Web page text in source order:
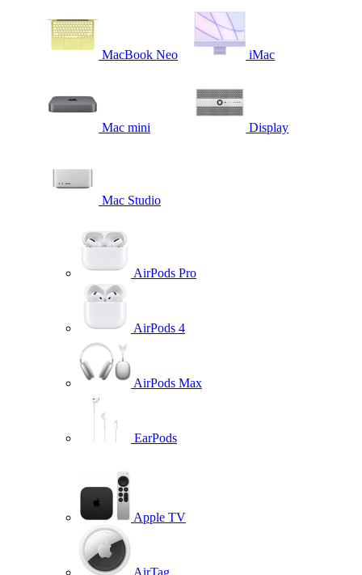
MacBook Neo iMac
Mac mini Display
Mac Studio
AirPods Pro
AirPods 4
AirPods Max
EarPods
Apple TV